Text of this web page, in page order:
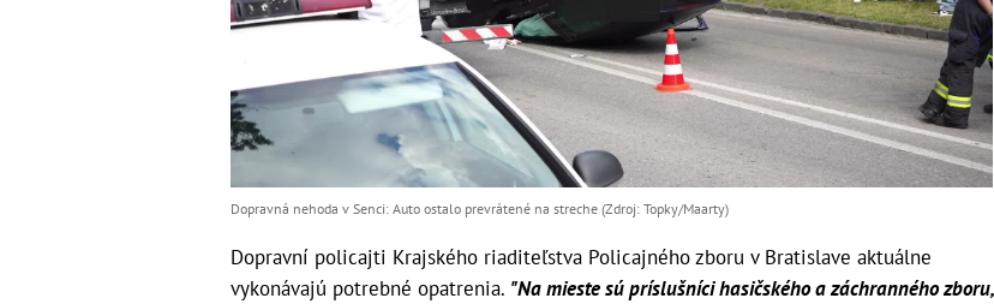
Dopravná nehoda v Senci: Auto ostalo prevrátené na streche (Zdroj: Topky/Maarty)
Dopravní policajti Krajského riaditeľstva Policajného zboru v Bratislave aktuálne
vykonávajú potrebné opatrenia. "Na mieste sú príslušníci hasičského a záchranného zboru,